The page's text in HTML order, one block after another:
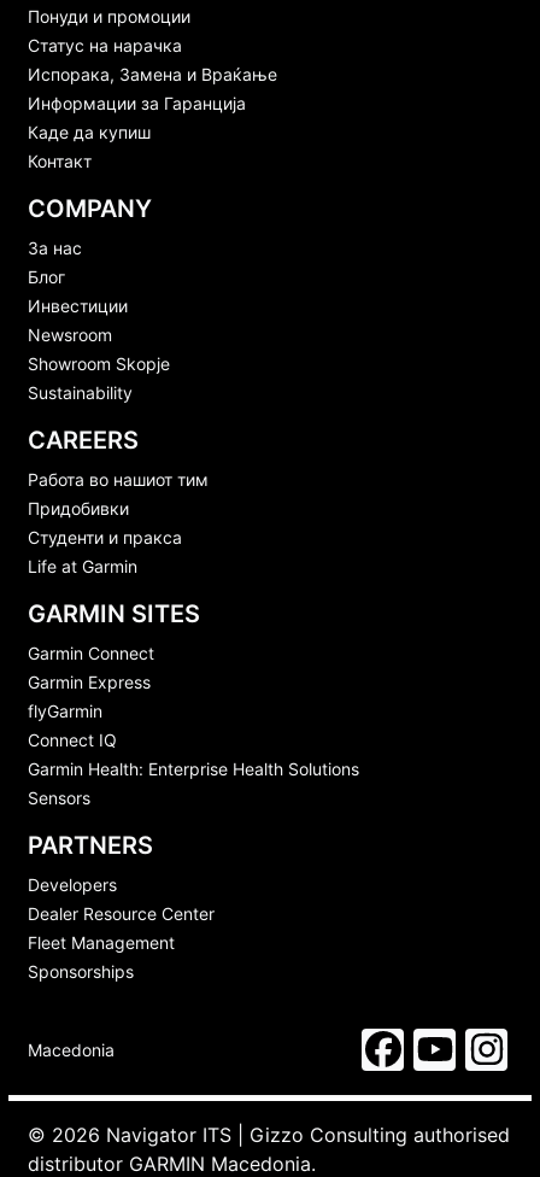
Понуди и промоции
Статус на нарачка
Испорака, Замена и Враќање
Информации за Гаранција
Каде да купиш
Контакт
COMPANY
За нас
Блог
Инвестиции
Newsroom
Showroom Skopje
Sustainability
CAREERS
Работа во нашиот тим
Придобивки
Студенти и пракса
Life at Garmin
GARMIN SITES
Garmin Connect
Garmin Express
flyGarmin
Connect IQ
Garmin Health: Enterprise Health Solutions
Sensors
PARTNERS
Developers
Dealer Resource Center
Fleet Management
Sponsorships
Macedonia
© 2026 Navigator ITS | Gizzo Consulting authorised
distributor GARMIN Macedonia.